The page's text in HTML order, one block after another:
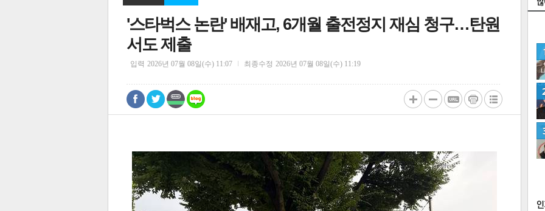
로그 즐겨찾기
'스타벅스 논란' 배재고, 6개월 출전정지 재심 청구…탄원
서도 제출
입력 2026년 07월 08일(수) 11:07 최종수정 2026년 07월 08일(수) 11:19
0